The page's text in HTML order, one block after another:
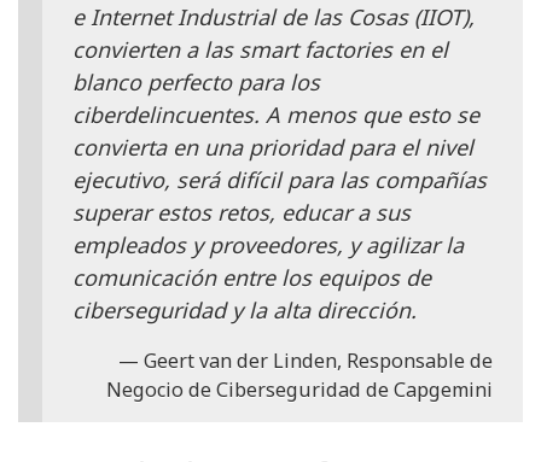
e Internet Industrial de las Cosas (IIOT),
convierten a las smart factories en el
blanco perfecto para los
ciberdelincuentes. A menos que esto se
convierta en una prioridad para el nivel
ejecutivo, será difícil para las compañías
superar estos retos, educar a sus
empleados y proveedores, y agilizar la
comunicación entre los equipos de
ciberseguridad y la alta dirección.
Geert van der Linden, Responsable de
Negocio de Ciberseguridad de Capgemini